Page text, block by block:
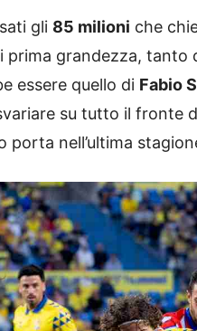
gli 85 milioni che
prima grandezza, tanto
essere quello di Fabio
su tutto il fronte
nell’ultima